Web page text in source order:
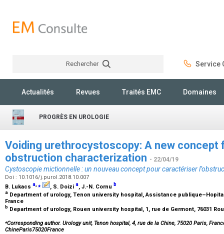
Rechercher Service
Actualités Revues Traités EMC Domaines
PROGRÈS EN UROLOGIE
Voiding urethrocystoscopy: A new
obstruction characterization - 22/04/19
Cystoscopie mictionnelle : un nouveau concept pour caractériser
Doi : 10.1016/j.purol.2018.10.007
B. Lukacs a,⁎ , S. Doizi a, J.-N. Cornu b
a Department of urology, Tenon university hospital, Assistance
France
b Department of urology, Rouen university hospital, 1, rue de Germont, 76031
⁎Corresponding author. Urology unit, Tenon hospital, 4, rue de la Chine, 75020 Paris,
ChineParis75020France